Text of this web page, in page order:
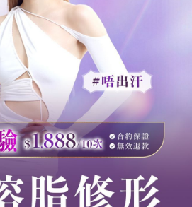
破壞秋葵中的維生素 C
綠茶葉適量）